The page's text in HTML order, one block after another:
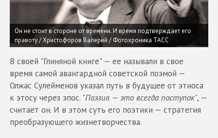
Он не стоит в стороне от времени. И время подтверждает его
правоту / Христофоров Валерий / Фотохроника ТАСС
В своей "Глиняной книге" — ее называли в свое
время самой авангардной советской поэмой —
Олжас Сулейменов указал путь в будущее от этноса
к этосу через эпос. "Поэзия — это всегда поступок", —
считает он. И в этом суть его поэтики — стратегия
преобразующего жизнетворчества.